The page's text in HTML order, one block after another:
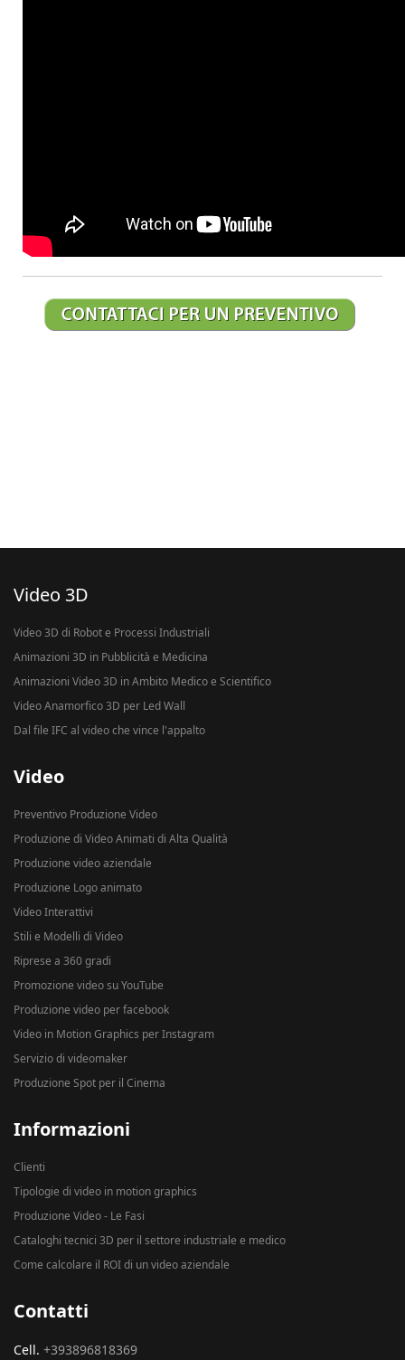
Video 3D
Video 3D di Robot e Processi Industriali
Animazioni 3D in Pubblicità e Medicina
Animazioni Video 3D in Ambito Medico e Scientifico
Video Anamorfico 3D per Led Wall
Dal file IFC al video che vince l'appalto
Video
Preventivo Produzione Video
Produzione di Video Animati di Alta Qualità
Produzione video aziendale
Produzione Logo animato
Video Interattivi
Stili e Modelli di Video
Riprese a 360 gradi
Promozione video su YouTube
Produzione video per facebook
Video in Motion Graphics per Instagram
Servizio di videomaker
Produzione Spot per il Cinema
Informazioni
Clienti
Tipologie di video in motion graphics
Produzione Video - Le Fasi
Cataloghi tecnici 3D per il settore industriale e medico
Come calcolare il ROI di un video aziendale
Contatti
Cell. +393896818369